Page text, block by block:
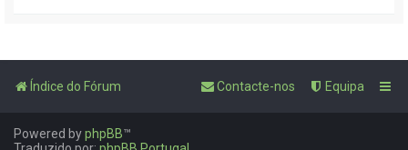
Índice do Fórum Equipa
Contacte-nos
Powered byphpBB™